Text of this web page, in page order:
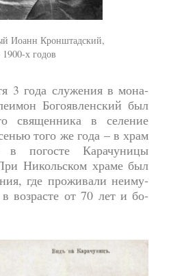
Иоанн Кронштадский,
х годов
3 го­да слу­же­ния в мо­на­
Богоявленский был
свя­щен­ни­ка в се­ле­ние
то­го же го­да – в храм
в погосте Карачуницы
Никольском храме был
где про­жи­ва­ли неиму­
воз­расте от 70 лет и бо­